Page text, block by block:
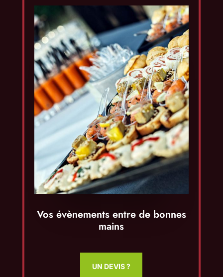
Vos évènements entre de bonnes
mains
UN DEVIS ?